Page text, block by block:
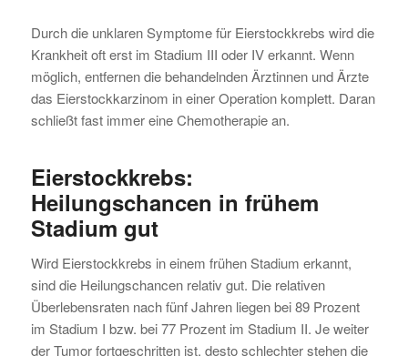
Durch die unklaren Symptome für Eierstockkrebs wird die
Krankheit oft erst im Stadium III oder IV erkannt. Wenn
möglich, entfernen die behandelnden Ärztinnen und Ärzte
das Eierstockkarzinom in einer Operation komplett. Daran
schließt fast immer eine Chemotherapie an.
Eierstockkrebs:
Heilungschancen in frühem
Stadium gut
Wird Eierstockkrebs in einem frühen Stadium erkannt,
sind die Heilungschancen relativ gut. Die relativen
Überlebensraten nach fünf Jahren liegen bei 89 Prozent
im Stadium I bzw. bei 77 Prozent im Stadium II. Je weiter
der Tumor fortgeschritten ist, desto schlechter stehen die